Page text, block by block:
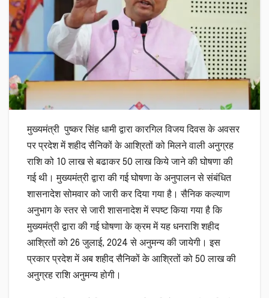
मुख्यमंत्री पुष्कर सिंह धामी द्वारा कारगिल विजय दिवस के अवसर
पर प्रदेश में शहीद सैनिकों के आश्रितों को मिलने वाली अनुग्रह
राशि को 10 लाख से बढाकर 50 लाख किये जाने की घोषणा की
गई थी। मुख्यमंत्री द्वारा की गई घोषणा के अनुपालन से संबंधित
शासनादेश सोमवार को जारी कर दिया गया है। सैनिक कल्याण
अनुभाग के स्तर से जारी शासनादेश में स्पष्ट किया गया है कि
मुख्यमंत्री द्वारा की गई घोषणा के क्रम में यह धनराशि शहीद
आश्रितों को 26 जुलाई, 2024 से अनुमन्य की जायेगी। इस
प्रकार प्रदेश में अब शहीद सैनिकों के आश्रितों को 50 लाख की
अनुग्रह राशि अनुमन्य होगी।